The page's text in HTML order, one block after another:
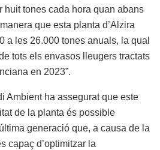
huit tones cada hora quan abans
que esta planta d’Alzira
a les 26.000 tones anuals, la qual
tots els envasos lleugers tractats
en 2023”.
Ambient ha assegurat que este
de la planta és possible
generació que, a causa de la
capaç d’optimitzar la